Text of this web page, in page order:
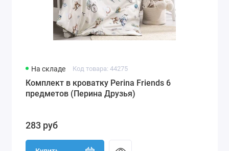
На складе Код товара: 44275
Комплект в кроватку Perina Friends 6
предметов (Перина Друзья)
283 руб